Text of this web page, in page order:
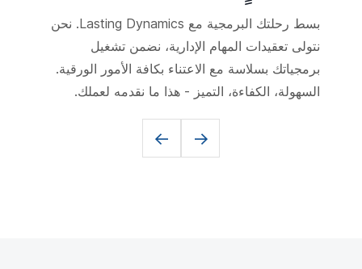
بسط رحلتك البرمجية مع Lasting Dynamics. نحن
نتولى تعقيدات المهام الإدارية، نضمن تشغيل
برمجياتك بسلاسة مع الاعتناء بكافة الأمور الورقية.
السهولة، الكفاءة، التميز - هذا ما نقدمه لعملك.
<- ->